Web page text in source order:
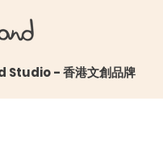
Studio - 香港文創品牌